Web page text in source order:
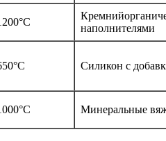
наполнителями
Силикон с
Минеральные